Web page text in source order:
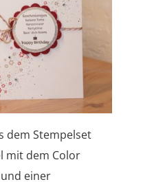
dem Stempelset
mit dem Color
einer